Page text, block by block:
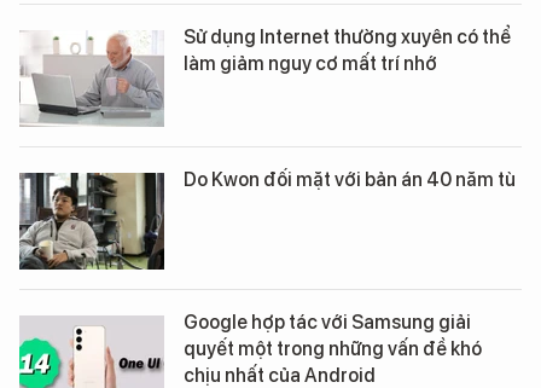
Sử dụng Internet thường xuyên có thể
làm giảm nguy cơ mất trí nhớ
Do Kwon đối mặt với bản án 40 năm tù
Google hợp tác với Samsung giải
quyết một trong những vấn đề khó
chịu nhất của Android